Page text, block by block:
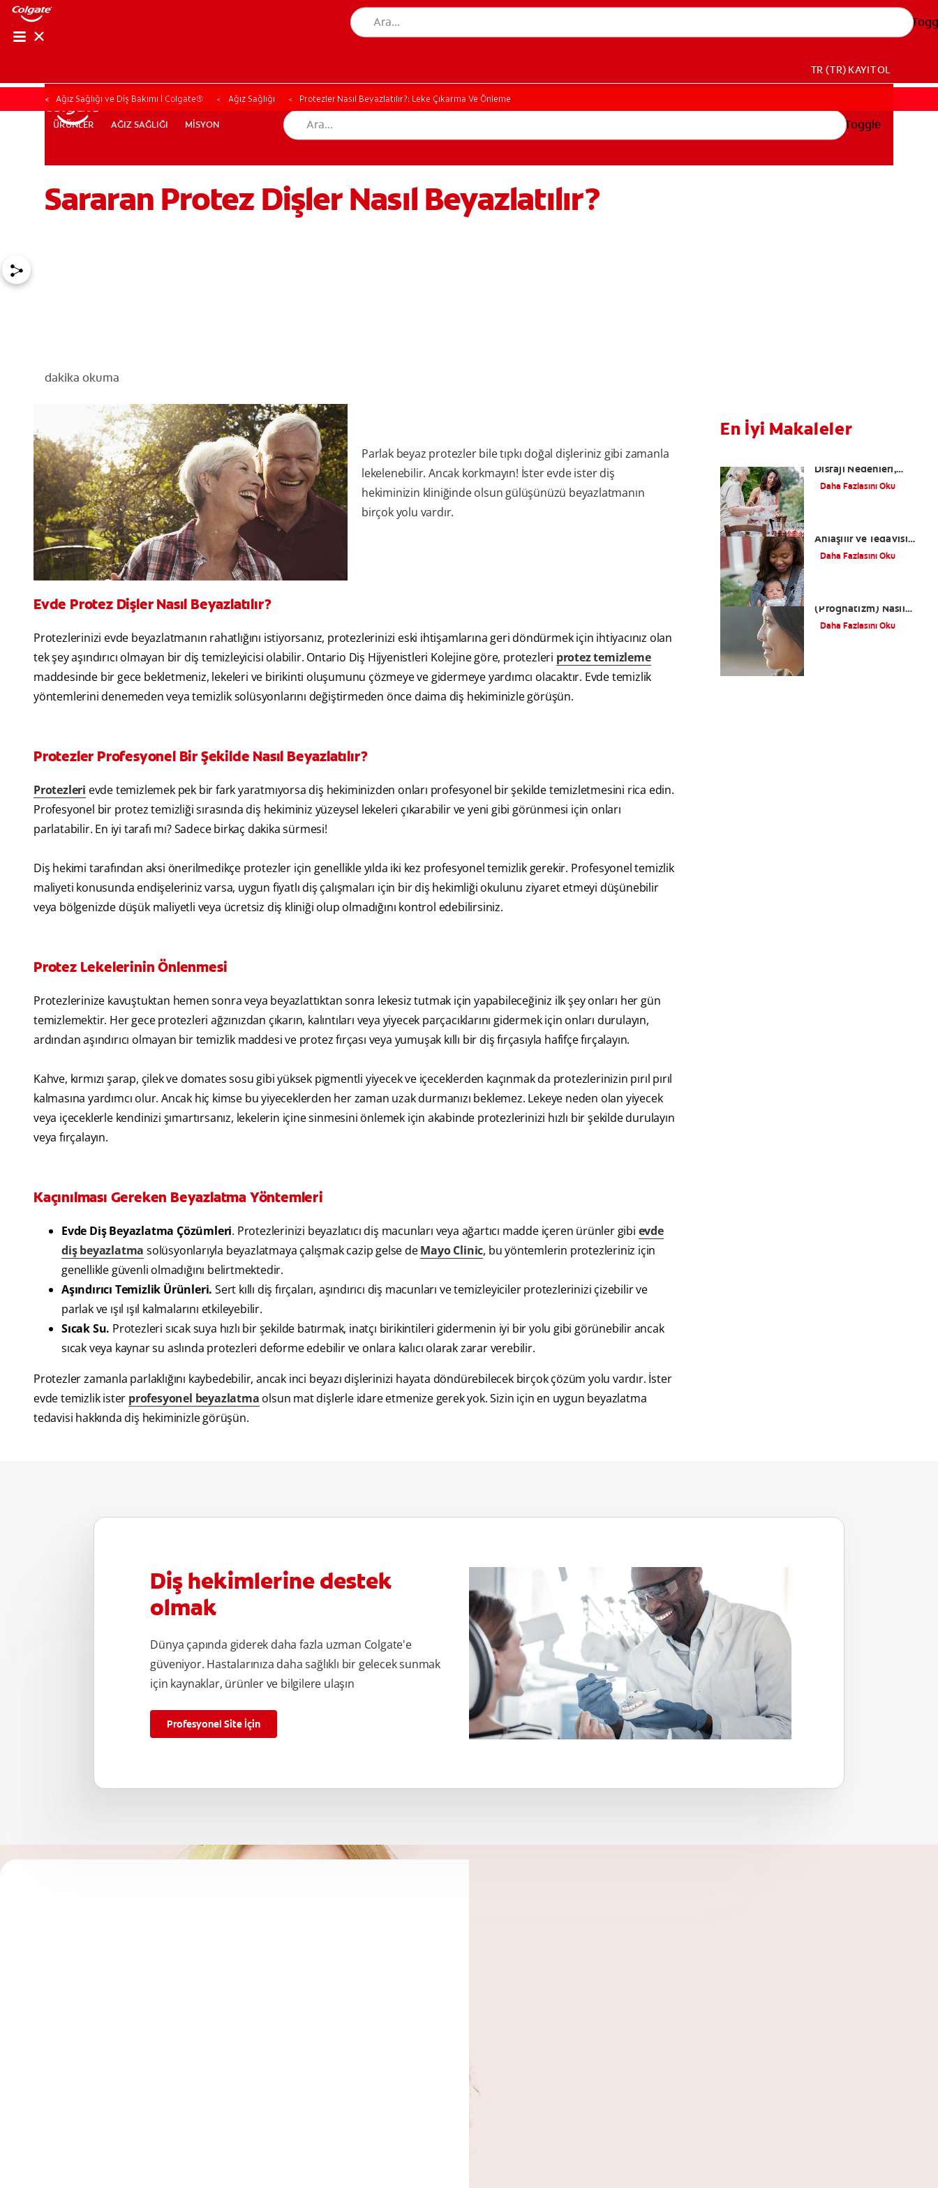
ÜRÜNLER AĞIZ SAĞLIĞI MİSYON
TR (TR) KAYIT OL
TR (TR) KAYIT OL
ÜRÜNLER AĞIZ SAĞLIĞI MİSYON Toggle
Ağız Sağlığı ve Diş Bakımı | Colgate® Ağız Sağlığı Protezler Nasıl Beyazlatılır?: Leke Çıkarma Ve Önleme
Sararan Protez Dişler Nasıl Beyazlatılır?
dakika okuma
Parlak beyaz protezler bile tıpkı doğal dişleriniz gibi zamanla
lekelenebilir. Ancak korkmayın! İster evde ister diş
hekiminizin kliniğinde olsun gülüşünüzü beyazlatmanın
birçok yolu vardır.
Evde Protez Dişler Nasıl Beyazlatılır?
Protezlerinizi evde beyazlatmanın rahatlığını istiyorsanız, protezlerinizi eski ihtişamlarına geri döndürmek için ihtiyacınız olan
tek şey aşındırıcı olmayan bir diş temizleyicisi olabilir. Ontario Diş Hijyenistleri Kolejine göre, protezleri protez temizleme
maddesinde bir gece bekletmeniz, lekeleri ve birikinti oluşumunu çözmeye ve gidermeye yardımcı olacaktır. Evde temizlik
yöntemlerini denemeden veya temizlik solüsyonlarını değiştirmeden önce daima diş hekiminizle görüşün.
Protezler Profesyonel Bir Şekilde Nasıl Beyazlatılır?
Protezleri evde temizlemek pek bir fark yaratmıyorsa diş hekiminizden onları profesyonel bir şekilde temizletmesini rica edin.
Profesyonel bir protez temizliği sırasında diş hekiminiz yüzeysel lekeleri çıkarabilir ve yeni gibi görünmesi için onları
parlatabilir. En iyi tarafı mı? Sadece birkaç dakika sürmesi!
Diş hekimi tarafından aksi önerilmedikçe protezler için genellikle yılda iki kez profesyonel temizlik gerekir. Profesyonel temizlik
maliyeti konusunda endişeleriniz varsa, uygun fiyatlı diş çalışmaları için bir diş hekimliği okulunu ziyaret etmeyi düşünebilir
veya bölgenizde düşük maliyetli veya ücretsiz diş kliniği olup olmadığını kontrol edebilirsiniz.
Protez Lekelerinin Önlenmesi
Protezlerinize kavuştuktan hemen sonra veya beyazlattıktan sonra lekesiz tutmak için yapabileceğiniz ilk şey onları her gün
temizlemektir. Her gece protezleri ağzınızdan çıkarın, kalıntıları veya yiyecek parçacıklarını gidermek için onları durulayın,
ardından aşındırıcı olmayan bir temizlik maddesi ve protez fırçası veya yumuşak kıllı bir diş fırçasıyla hafifçe fırçalayın.
Kahve, kırmızı şarap, çilek ve domates sosu gibi yüksek pigmentli yiyecek ve içeceklerden kaçınmak da protezlerinizin pırıl pırıl
kalmasına yardımcı olur. Ancak hiç kimse bu yiyeceklerden her zaman uzak durmanızı beklemez. Lekeye neden olan yiyecek
veya içeceklerle kendinizi şımartırsanız, lekelerin içine sinmesini önlemek için akabinde protezlerinizi hızlı bir şekilde durulayın
veya fırçalayın.
Kaçınılması Gereken Beyazlatma Yöntemleri
Evde Diş Beyazlatma Çözümleri. Protezlerinizi beyazlatıcı diş macunları veya ağartıcı madde içeren ürünler gibi evde
diş beyazlatma solüsyonlarıyla beyazlatmaya çalışmak cazip gelse deMayo Clinic, bu yöntemlerin protezleriniz için
genellikle güvenli olmadığını belirtmektedir.
Aşındırıcı Temizlik Ürünleri. Sert kıllı diş fırçaları, aşındırıcı diş macunları ve temizleyiciler protezlerinizi çizebilir ve
parlak ve ışıl ışıl kalmalarını etkileyebilir.
Sıcak Su. Protezleri sıcak suya hızlı bir şekilde batırmak, inatçı birikintileri gidermenin iyi bir yolu gibi görünebilir ancak
sıcak veya kaynar su aslında protezleri deforme edebilir ve onlara kalıcı olarak zarar verebilir.
Protezler zamanla parlaklığını kaybedebilir, ancak inci beyazı dişlerinizi hayata döndürebilecek birçok çözüm yolu vardır. İster
evde temizlik ister profesyonel beyazlatma olsun mat dişlerle idare etmenize gerek yok. Sizin için en uygun beyazlatma
tedavisi hakkında diş hekiminizle görüşün.
En İyi Makaleler
Disfaji Nedenleri,
Belirtileri, Tedavi
Daha Fazlasını Oku
Anlaşılır ve Tedavisi
Nasıl Olur?
Daha Fazlasını Oku
(Prognatizm) Nasıl
Tedavi Edilir?
Daha Fazlasını Oku
Diş hekimlerine destek
olmak
Dünya çapında giderek daha fazla uzman Colgate'e
güveniyor. Hastalarınıza daha sağlıklı bir gelecek sunmak
için kaynaklar, ürünler ve bilgilere ulaşın
Profesyonel Site İçin